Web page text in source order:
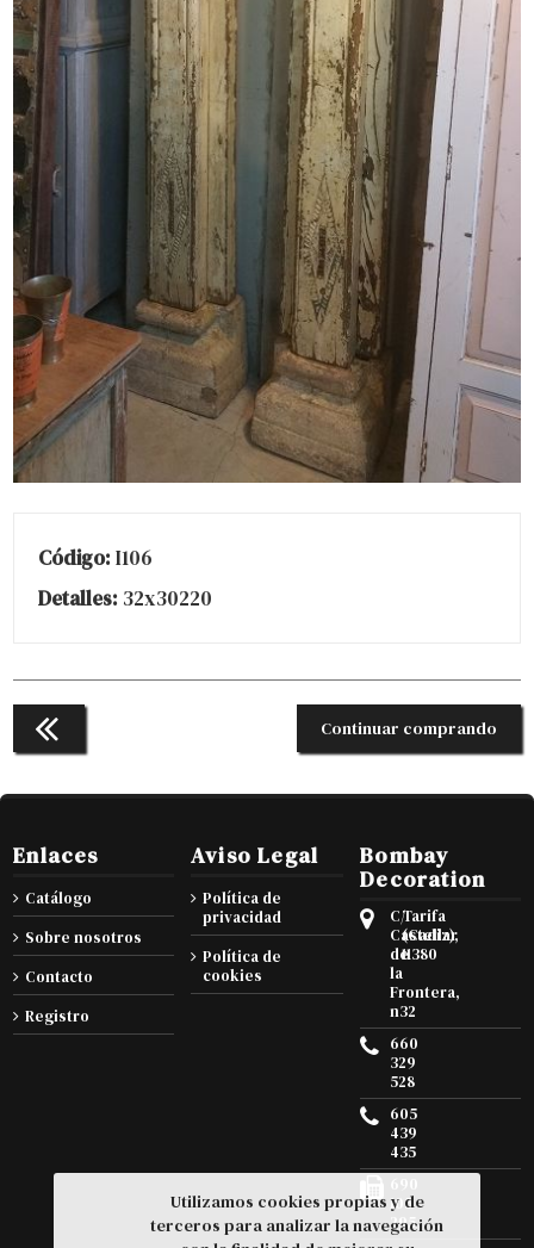
Código: I106
Detalles: 32x30220
Continuar comprando
Enlaces
Catálogo
Sobre nosotros
Contacto
Registro
Aviso Legal
Política de
privacidad
Política de
cookies
Bombay
Decoration
C/
Castellar
de
la
Frontera,
n32
Tarifa
(Cadiz),
11380
660
329
528
605
439
435
105
295
Utilizamos cookies propias y de
terceros para analizar la navegación